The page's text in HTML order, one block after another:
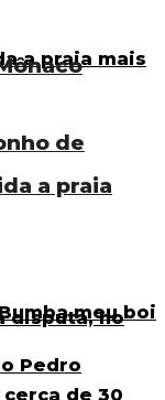
a praia
de